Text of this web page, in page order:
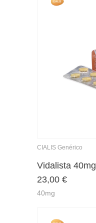
CIALIS Genérico
Vidalista 40mg
23,00 €
40mg